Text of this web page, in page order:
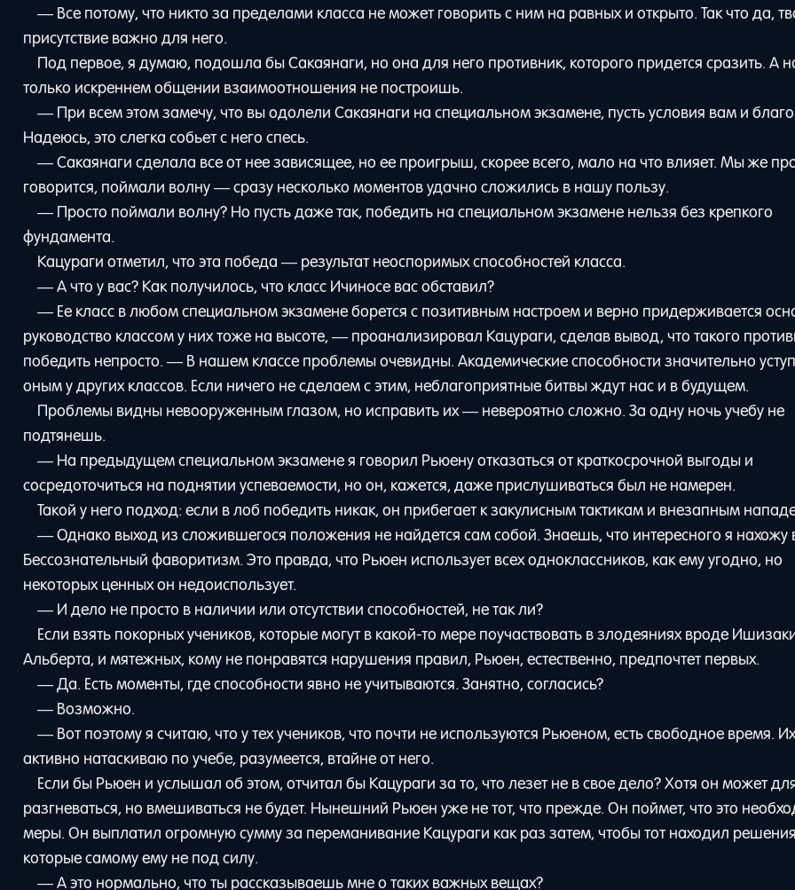
— Все потому, что никто за пределами класса не может говорить с ним на равных и открыто. Так что да,
присутствие важно для него.
Под первое, я думаю, подошла бы Сакаянаги, но она для него противник, которого придется сразить. А
только искреннем общении взаимоотношения не построишь.
— При всем этом замечу, что вы одолели Сакаянаги на специальном экзамене, пусть условия вам и
Надеюсь, это слегка собьет с него спесь.
— Сакаянаги сделала все от нее зависящее, но ее проигрыш, скорее всего, мало на что влияет. Мы же
говорится, поймали волну — сразу несколько моментов удачно сложились в нашу пользу.
— Просто поймали волну? Но пусть даже так, победить на специальном экзамене нельзя без крепкого
фундамента.
Кацураги отметил, что эта победа — результат неоспоримых способностей класса.
— А что у вас? Как получилось, что класс Ичиносе вас обставил?
— Ее класс в любом специальном экзамене борется с позитивным настроем и верно придерживается
руководство классом у них тоже на высоте, — проанализировал Кацураги, сделав вывод, что такого
победить непросто. — В нашем классе проблемы очевидны. Академические способности значительно
оным у других классов. Если ничего не сделаем с этим, неблагоприятные битвы ждут нас и в будущем.
Проблемы видны невооруженным глазом, но исправить их — невероятно сложно. За одну ночь учебу не
подтянешь.
— На предыдущем специальном экзамене я говорил Рьюену отказаться от краткосрочной выгоды и
сосредоточиться на поднятии успеваемости, но он, кажется, даже прислушиваться был не намерен.
Такой у него подход: если в лоб победить никак, он прибегает к закулисным тактикам и внезапным
— Однако выход из сложившегося положения не найдется сам собой. Знаешь, что интересного я нахожу
Бессознательный фаворитизм. Это правда, что Рьюен использует всех одноклассников, как ему угодно, но
некоторых ценных он недоиспользует.
— И дело не просто в наличии или отсутствии способностей, не так ли?
Если взять покорных учеников, которые могут в какой-то мере поучаствовать в злодеяниях вроде
Альберта, и мятежных, кому не понравятся нарушения правил, Рьюен, естественно, предпочтет первых.
— Да. Есть моменты, где способности явно не учитываются. Занятно, согласись?
— Возможно.
— Вот поэтому я считаю, что у тех учеников, что почти не используются Рьюеном, есть свободное время.
активно натаскиваю по учебе, разумеется, втайне от него.
Если бы Рьюен и услышал об этом, отчитал бы Кацураги за то, что лезет не в свое дело? Хотя он может
разгневаться, но вмешиваться не будет. Нынешний Рьюен уже не тот, что прежде. Он поймет, что это
меры. Он выплатил огромную сумму за переманивание Кацураги как раз затем, чтобы тот находил
которые самому ему не под силу.
— А это нормально, что ты рассказываешь мне о таких важных вещах?